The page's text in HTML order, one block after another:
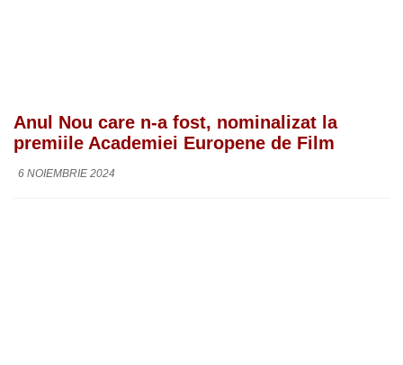
Anul Nou care n-a fost, nominalizat la
premiile Academiei Europene de Film
6 NOIEMBRIE 2024